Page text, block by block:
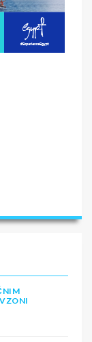
dvd,
na
u
vaučer
•